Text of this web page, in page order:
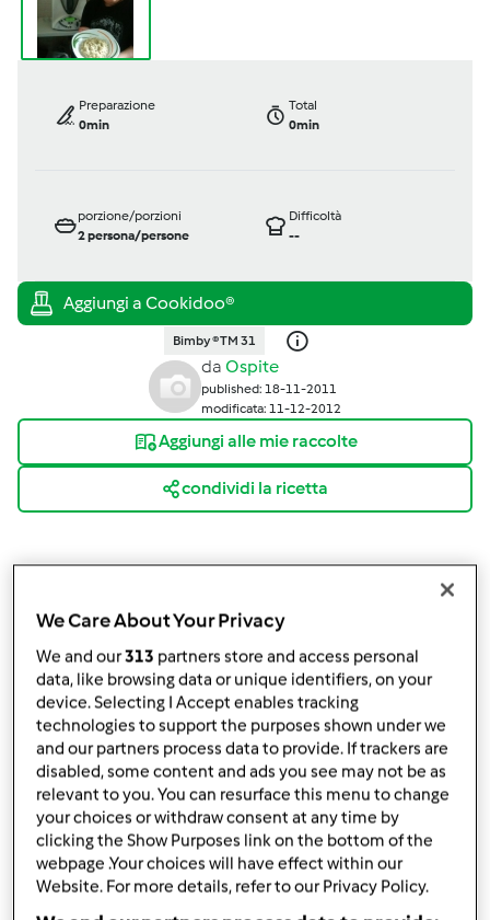
Preparazione
0min
Total
0min
porzione/porzioni
2persona/persone
Difficoltà
--
Bimby ® TM 31
da Ospite
published: 18-11-2011
modificata: 11-12-2012
Aggiungi alle mie raccolte
condividi la ricetta
Ingredienti
200g di riso Carnaroli
500g di acqua
1 dado ( meglio se Bimby)
20gdi cipolla,e prezzemolo ( anche surgelati)
20gdi olio di oliva
50 gr di vino bianco
formaggio grattugiato e burro q.b. per
mantecare
Aggiungi alla lista della spesa
We Care About Your Privacy
We and our313 partners store and access personal
data, like browsing data or unique identifiers, on your
device. Selecting I Accept enables tracking
technologies to support the purposes shown under we
and our partners process data to provide. If trackers are
disabled, some content and ads you see may not be as
relevant to you. You can resurface this menu to change
your choices or withdraw consent at any time by
clicking the Show Purposes link on the bottom of the
webpage .Your choices will have effect within our
Website. For more details, refer to our Privacy Policy.